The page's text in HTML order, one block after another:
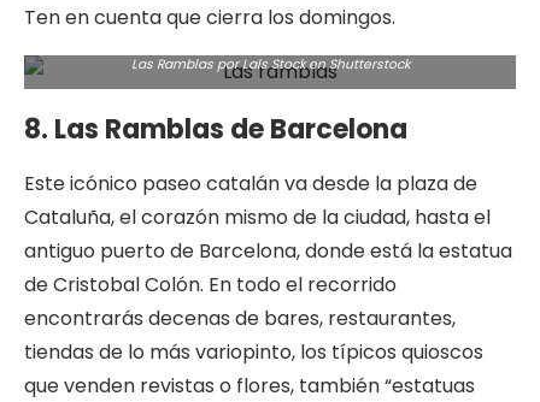
Ten en cuenta que cierra los domingos.
Las Ramblas por Lals Stock enShutterstock
8. Las Ramblas de Barcelona
Este icónico paseo catalán va desde la plaza de
Cataluña, el corazón mismo de la ciudad, hasta el
antiguo puerto de Barcelona, donde está la estatua
de Cristobal Colón. En todo el recorrido
encontrarás decenas de bares, restaurantes,
tiendas de lo más variopinto, los típicos quioscos
que venden revistas o flores, también “estatuas